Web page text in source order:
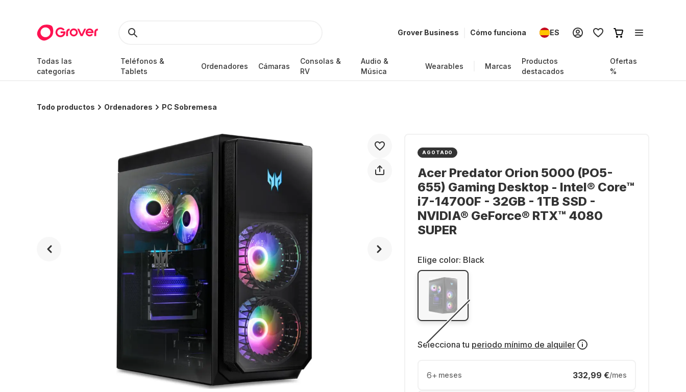
Grover Business Cómo funciona ES
Todas las
categorías
Teléfonos &
Tablets
Ordenadores Cámaras
Consolas &
RV
Audio &
Música
Wearables Marcas
Productos
destacados
Ofertas
%
Todo productos Ordenadores PC Sobremesa
AGOTADO
Acer Predator Orion 5000 (PO5-
655) Gaming Desktop - Intel® Core™
i7-14700F - 32GB - 1TB SSD -
NVIDIA® GeForce® RTX™ 4080
SUPER
Elige color: Black
Selecciona tu periodo mínimo de alquiler
6+ meses 332,99 €/mes